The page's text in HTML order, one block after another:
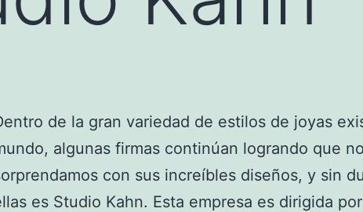
de la gran variedad de estilos de joyas
algunas firmas continúan logrando que
con sus increíbles diseños, y sin
es Studio Kahn. Esta empresa es dirigida